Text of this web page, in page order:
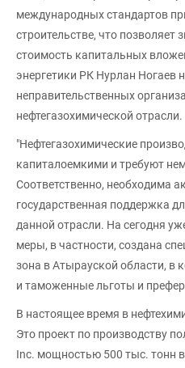
международных стандартов
строительстве, что позволяет
стоимость капитальных
энергетики РК Нурлан Ногаев
неправительственных
нефтегазохимической отрасли.
"Нефтегазохимические
капиталоемкими и требуют
Соответственно, необходима
государственная поддержка
данной отрасли. На сегодня
меры, в частности, создана
зона в Атырауской области, в
и таможенные льготы и
В настоящее время в
Это проект по производству
Inc. мощностью 500 тыс. тонн